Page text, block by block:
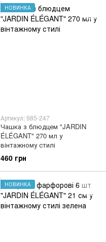
НОВИНКА
Артикул: 985-247
Чашка з блюдцем "JARDIN
ÉLÉGANT" 270 мл у
вінтажному стилі
460 грн
НОВИНКА